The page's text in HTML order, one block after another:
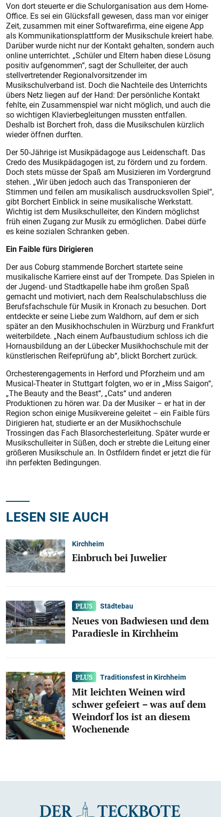
Von dort steuerte er die Schulorganisation aus dem Home-
Office. Es sei ein Glücksfall gewesen, dass man vor einiger
Zeit, zusammen mit einer Softwarefirma, eine eigene App
als Kommunikationsplattform der Musikschule kreiert habe.
Darüber wurde nicht nur der Kontakt gehalten, sondern auch
online unterrichtet. „Schüler und Eltern haben diese Lösung
positiv aufgenommen“, sagt der Schulleiter, der auch
stellvertretender Regionalvorsitzender im
Musikschulverband ist. Doch die Nachteile des Unterrichts
übers Netz liegen auf der Hand: Der persönliche Kontakt
fehlte, ein Zusammenspiel war nicht möglich, und auch die
so wichtigen Klavierbegleitungen mussten entfallen.
Deshalb ist Borchert froh, dass die Musikschulen kürzlich
wieder öffnen durften.
Der 50-Jährige ist Musikpädagoge aus Leidenschaft. Das
Credo des Musikpädagogen ist, zu fördern und zu fordern.
Doch stets müsse der Spaß am Musizieren im Vordergrund
stehen. „Wir üben jedoch auch das Transponieren der
Stimmen und feilen am musikalisch ausdrucksvollen Spiel“,
gibt Borchert Einblick in seine musikalische Werkstatt.
Wichtig ist dem Musikschulleiter, den Kindern möglichst
früh einen Zugang zur Musik zu ermöglichen. Dabei dürfe
es keine sozialen Schranken geben.
Ein Faible fürs Dirigieren
Der aus Coburg stammende Borchert startete seine
musikalische Karriere einst auf der Trompete. Das Spielen in
der Jugend- und Stadtkapelle habe ihm großen Spaß
gemacht und motiviert, nach dem Realschulabschluss die
Berufsfachschule für Musik in Kronach zu besuchen. Dort
entdeckte er seine Liebe zum Waldhorn, auf dem er sich
später an den Musikhochschulen in Würzburg und Frankfurt
weiterbildete. „Nach einem Aufbaustudium schloss ich die
Hornausbildung an der Lübecker Musikhochschule mit der
künstlerischen Reifeprüfung ab“, blickt Borchert zurück.
Orchesterengagements in Herford und Pforzheim und am
Musical-Theater in Stuttgart folgten, wo er in „Miss Saigon“,
„The Beauty and the Beast“, „Cats“ und anderen
Produktionen zu hören war. Da der Musiker – er hat in der
Region schon einige Musikvereine geleitet – ein Faible fürs
Dirigieren hat, studierte er an der Musikhochschule
Trossingen das Fach Blasorchesterleitung. Später wurde er
Musikschulleiter in Süßen, doch er strebte die Leitung einer
größeren Musikschule an. In Ostfildern findet er jetzt die für
ihn perfekten Bedingungen.
LESEN SIE AUCH
Kirchheim
Einbruch bei Juwelier
Städtebau
Neues von Badwiesen und dem
Paradiesle in Kirchheim
Traditionsfest in Kirchheim
Mit leichten Weinen wird
schwer gefeiert – was auf dem
Weindorf los ist an diesem
Wochenende